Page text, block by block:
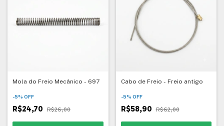
Mola do Freio Mecânico - 697
-5% OFF
R$24,70 R$26,00
Cabo de Freio - Freio antigo
-5% OFF
R$58,90 R$62,00